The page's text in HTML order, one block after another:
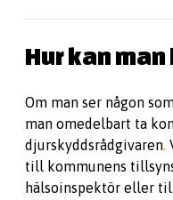
Hur kan
Om man ser någon
man omedelbart ta
djurskyddsrådgivaren.
till kommunens
hälsoinspektör eller